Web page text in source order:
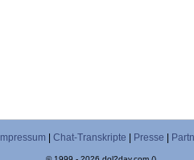
Impressum Chat-Transkripte Presse